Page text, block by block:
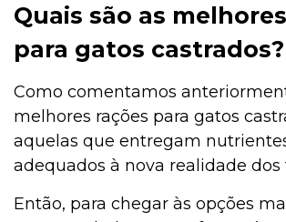
Quais são as
para gatos castrados?
Como comentamos
melhores rações para gatos
aquelas que entregam
adequados à nova realidade dos
Então, para chegar às opções